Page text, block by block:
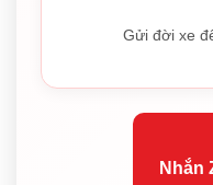
Gửi đời xe
Nhắn